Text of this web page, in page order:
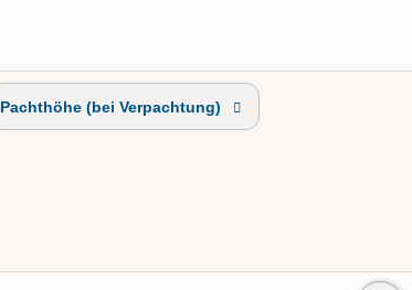
Pachthöhe (bei Verpachtung)